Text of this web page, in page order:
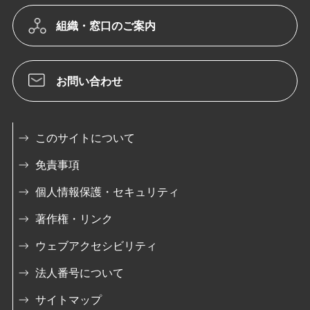
組織・窓口のご案内
お問い合わせ
このサイトについて
免責事項
個人情報保護・セキュリティ
著作権・リンク
ウェブアクセシビリティ
法人番号について
サイトマップ